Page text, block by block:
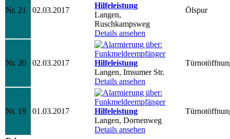
Nr. 21 02.03.2017
Hilfeleistung
Langen,
Ruschkampsweg
Details ansehen
Ölspur
Nr. 20 02.03.2017
Hilfeleistung
Langen, Imsumer Str.
Details ansehen
Nr. 19 01.03.2017
Hilfeleistung
Langen, Dornenweg
Details ansehen